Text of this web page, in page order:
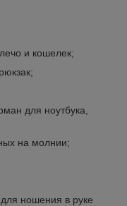
и кошелек;
для ноутбука,
на молнии;
ношения в руке